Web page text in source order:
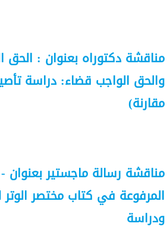
مناقشة دكتوراه بعنوان : الحق
والحق الواجب قضاء: دراسة
مقارنة)
مناقشة رسالة ماجستير بعنوان -
المرفوعة في كتاب مختصر الوتر
ودراسة